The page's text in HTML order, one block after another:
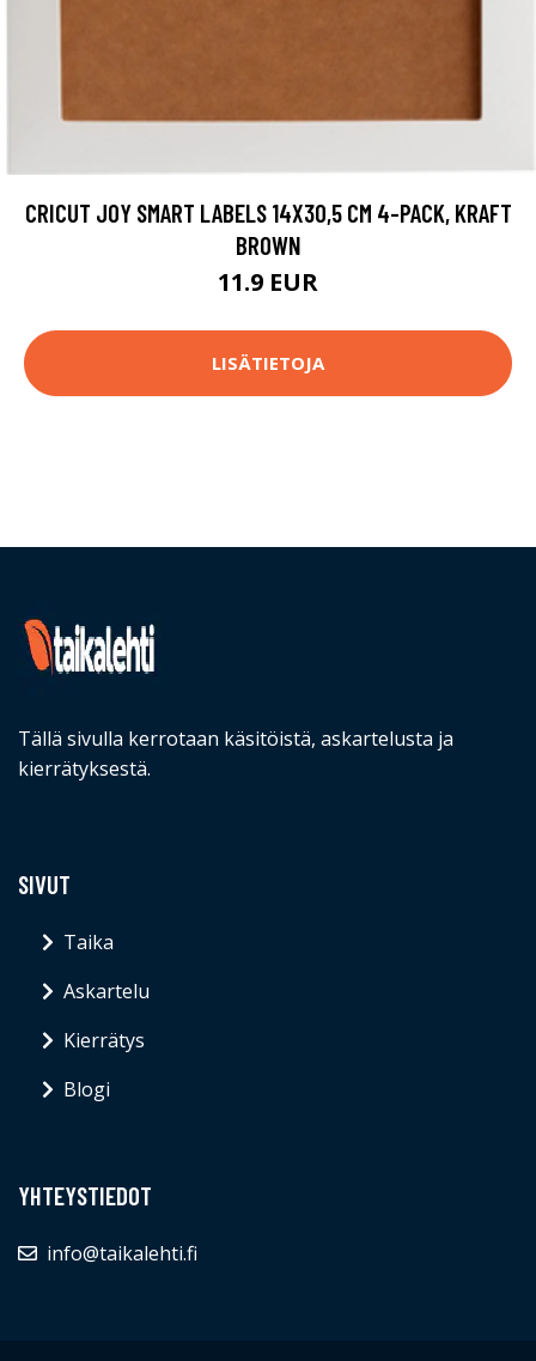
CRICUT JOY SMART LABELS 14X30,5 CM 4-PACK, KRAFT
BROWN
11.9 EUR
LISÄTIETOJA
Tällä sivulla kerrotaan käsitöistä, askartelusta ja
kierrätyksestä.
SIVUT
Taika
Askartelu
Kierrätys
Blogi
YHTEYSTIEDOT
info@taikalehti.fi